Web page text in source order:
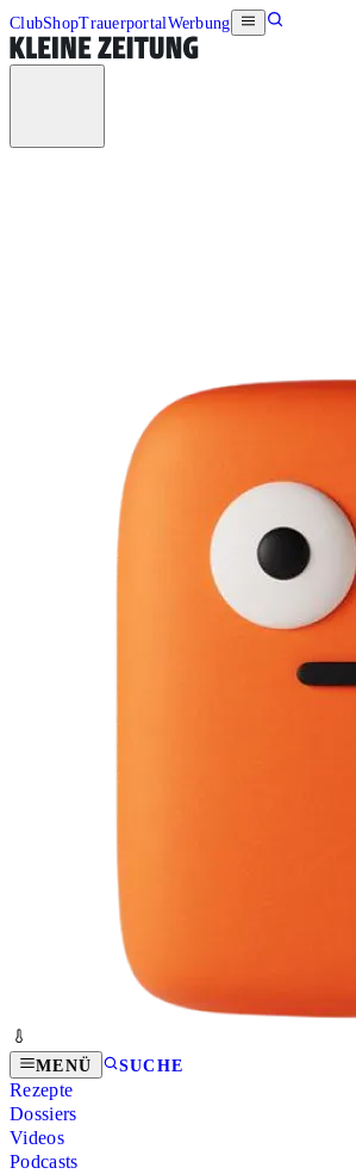
ClubShopTrauerportalWerbung
MENÜ SUCHE
Rezepte
Dossiers
Videos
Podcasts